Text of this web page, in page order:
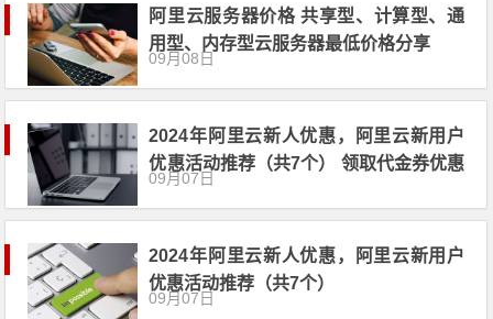
阿里云服务器价格 共享型、计算型、通
用型、内存型云服务器最低价格分享
09月08日
2024年阿里云新人优惠，阿里云新用户
优惠活动推荐（共7个） 领取代金券优惠
券
09月07日
2024年阿里云新人优惠，阿里云新用户
优惠活动推荐（共7个）
09月07日